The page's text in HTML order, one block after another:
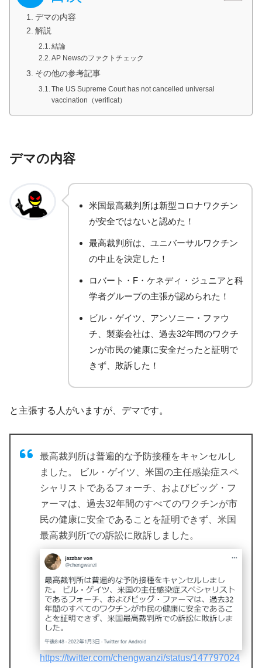
デマの内容
解説
結論
AP Newsのファクトチェック
その他の参考記事
The US Supreme Court has not cancelled universal
vaccination（verificat）
デマの内容
米国最高裁判所は新型コロナワクチン
が安全ではないと認めた！
最高裁判所は、ユニバーサルワクチン
の中止を決定した！
ロバート・F・ケネディ・ジュニアと科
学者グループの主張が認められた！
ビル・ゲイツ、アンソニー・ファウ
チ、製薬会社は、過去32年間のワクチ
ンが市民の健康に安全だったと証明で
きず、敗訴した！
と主張する人がいますが、デマです。
最高裁判所は普遍的な予防接種をキャンセルし
ました。 ビル・ゲイツ、米国の主任感染症スペ
シャリストであるフォーチ、およびビッグ・フ
ァーマは、過去32年間のすべてのワクチンが市
民の健康に安全であることを証明できず、米国
最高裁判所での訴訟に敗訴しました。
https://twitter.com/chengwanzi/status/147797024